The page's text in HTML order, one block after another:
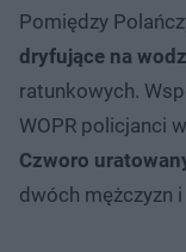
Pomiędzy
dryfujące na
ratunkowych.
WOPR policjanci
Czworo
dwóch mężczyzn